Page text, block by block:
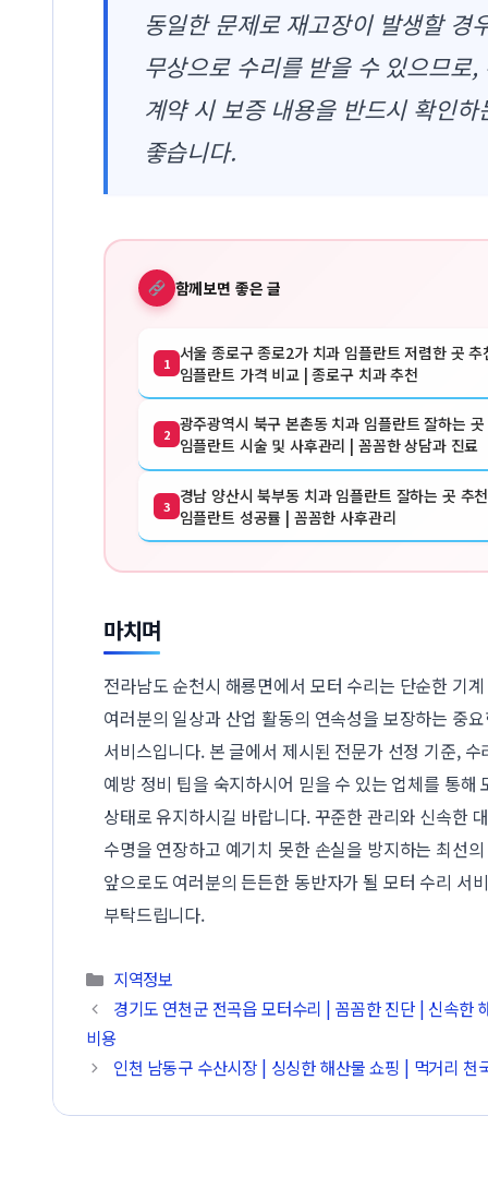
동일한 문제로 재고장이 발생할 경
무상으로 수리를 받을 수 있으므로,
계약 시 보증 내용을 반드시 확인하
좋습니다.
함께보면 좋은 글
1 서울 종로구 종로2가 치과 임플란트 저렴한 곳 추
임플란트 가격 비교 | 종로구 치과 추천
2 광주광역시 북구 본촌동 치과 임플란트 잘하는
임플란트 시술 및 사후관리 | 꼼꼼한 상담과 진료
3 경남 양산시 북부동 치과 임플란트 잘하는 곳 추
임플란트 성공률 | 꼼꼼한 사후관리
마치며
전라남도 순천시 해룡면에서 모터 수리는 단순한 기
여러분의 일상과 산업 활동의 연속성을 보장하는 중
서비스입니다. 본 글에서 제시된 전문가 선정 기준, 수
예방 정비 팁을 숙지하시어 믿을 수 있는 업체를 통해
상태로 유지하시길 바랍니다. 꾸준한 관리와 신속한
수명을 연장하고 예기치 못한 손실을 방지하는 최선
앞으로도 여러분의 든든한 동반자가 될 모터 수리 서
부탁드립니다.
카테고리
지역정보
경기도 연천군 전곡읍 모터수리 | 꼼꼼한 진단 | 신속한
비용
인천 남동구 수산시장 | 싱싱한 해산물 쇼핑 | 먹거리 천